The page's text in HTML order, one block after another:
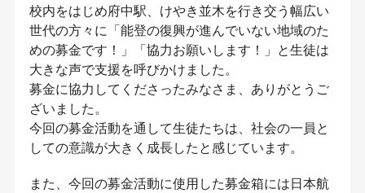
校内をはじめ府中駅、けやき並木を行き交う幅広い
世代の方々に「能登の復興が進んでいない地域のた
めの募金です！」「協力お願いします！」と生徒は
大きな声で支援を呼びかけました。
募金に協力してくださったみなさま、ありがとうご
ざいました。
今回の募金活動を通して生徒たちは、社会の一員と
しての意識が大きく成長したと感じています。
また、今回の募金活動に使用した募金箱には日本航